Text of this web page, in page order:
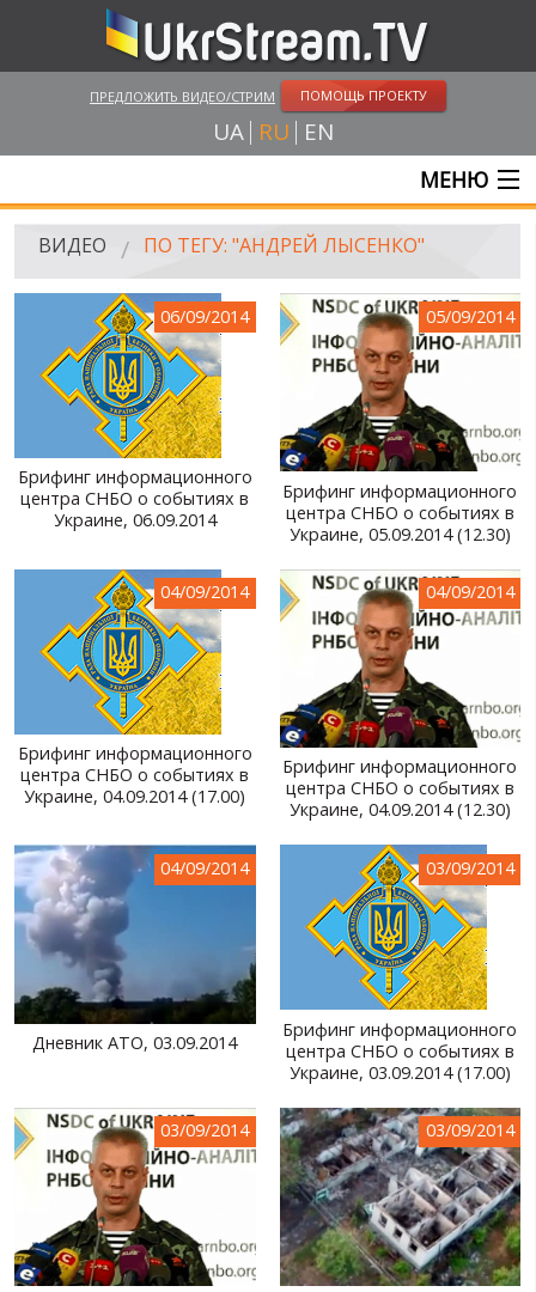
ПРЕДЛОЖИТЬ ВИДЕО/СТРИМ ПОМОЩЬ ПРОЕКТУ
UA RU EN
МЕНЮ
ГЛАВНАЯ
UKRSTREAM.TV
ВИДЕО СМИ
АМАТОРСКОЕ ВИДЕО
ХУДОЖЕСТВЕНЫЕ И ДОКУМЕНТАЛЬНЫЕ ПРОЕКТЫ
ПУБЛИЧНЫЕ ЛЮДИ
РОССИЙСКО-УКРАИНСКАЯ ВОЙНА
WINTER ON FIRE: UKRAINE'S FIGHT FOR FREEDOM
ХРОНОЛОГИЯ ЄВРОМАЙДАНА
УСЛУГИ
ВИДЕО ПО ТЕГУ: "АНДРЕЙ ЛЫСЕНКО"
06/09/2014
Брифинг информационного
центра СНБО о событиях в
Украине, 06.09.2014
05/09/2014
Брифинг информационного
центра СНБО о событиях в
Украине, 05.09.2014 (12.30)
04/09/2014
Брифинг информационного
центра СНБО о событиях в
Украине, 04.09.2014 (17.00)
04/09/2014
Брифинг информационного
центра СНБО о событиях в
Украине, 04.09.2014 (12.30)
04/09/2014
Дневник АТО, 03.09.2014
03/09/2014
Брифинг информационного
центра СНБО о событиях в
Украине, 03.09.2014 (17.00)
03/09/2014 03/09/2014